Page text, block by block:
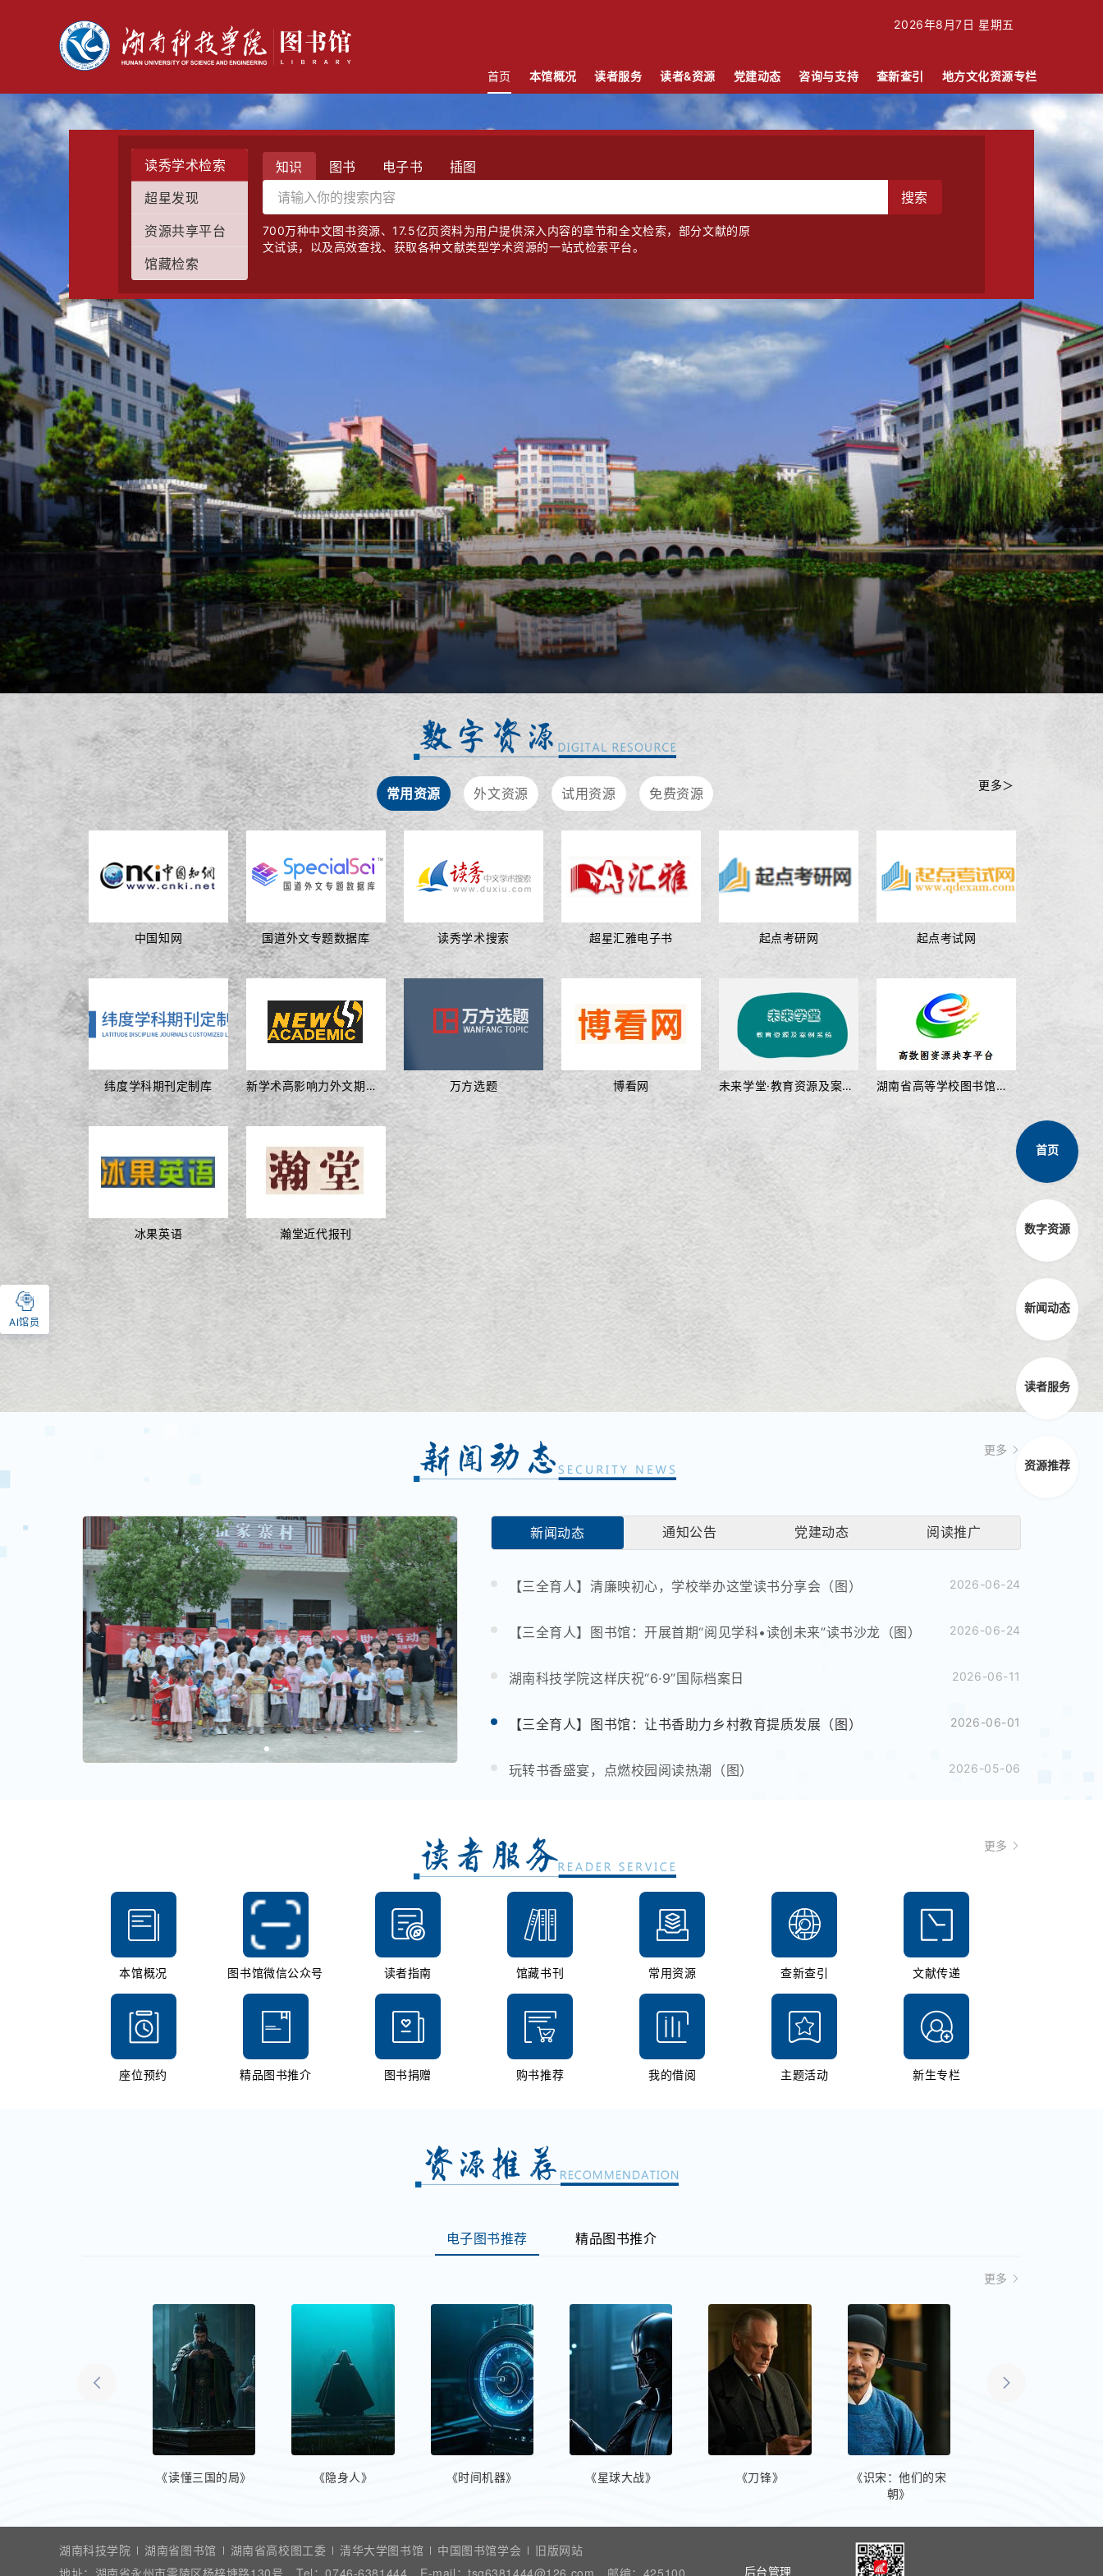
2026年8月7日 星期五
首页 本馆概况 读者服务 读者&资源 党建动态 咨询与支持 查新查引 地方文化资源专栏
读秀学术检索
超星发现
资源共享平台
馆藏检索
知识 图书 电子书
插图
搜索
700万种中文图书资源、17.5亿页资料为用户提供深入内容的章节和全文检索，部分文献的原
文试读，以及高效查找、获取各种文献类型学术资源的一站式检索平台。
AI馆员
首页
数字资源
新闻动态
读者服务
资源推荐
常用资源 外文资源 试用资源 免费资源
更多＞
中国知网 国道外文专题数据库 读秀学术搜索 超星汇雅电子书 起点考研网 起点考试网
纬度学科期刊定制库 新学术高影响力外文期刊平台 （盈科千信） 万方选题 博看网 未来学堂·教育资源及案例系统 湖南省高等学校图书馆数字资源共享平台
冰果英语 瀚堂近代报刊
更多
新闻动态 通知公告 党建动态 阅读推广
【三全育人】清廉映初心，学校举办这堂读书分享会（图） 2026-06-24
【三全育人】图书馆：开展首期“阅见学科•读创未来”读书沙龙（图） 2026-06-24
湖南科技学院这样庆祝“6·9”国际档案日 2026-06-11
【三全育人】图书馆：让书香助力乡村教育提质发展（图） 2026-06-01
玩转书香盛宴，点燃校园阅读热潮（图） 2026-05-06
更多
本馆概况 图书馆微信公众号 读者指南 馆藏书刊 常用资源 查新查引 文献传递
座位预约 精品图书推介 图书捐赠 购书推荐 我的借阅 主题活动 新生专栏
电子图书推荐 精品图书推介
更多
《读懂三国的局》 《隐身人》 《时间机器》 《星球大战》 《刀锋》
《识宋：他们的宋
朝》
后台管理
湖南科技学院 湖南省图书馆 湖南省高校图工委 清华大学图书馆 中国图书馆学会
旧版网站
地址： 湖南省永州市零陵区杨梓塘路130号 Tel：0746-6381444 E-mail：tsg6381444@126.com 邮编： 425100